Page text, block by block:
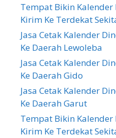
Tempat Bikin
Kirim Ke Terdekat
Jasa Cetak Kalender
Ke Daerah Lewoleba
Jasa Cetak Kalender
Ke Daerah Gido
Jasa Cetak Kalender
Ke Daerah Garut
Tempat Bikin
Kirim Ke Terdekat